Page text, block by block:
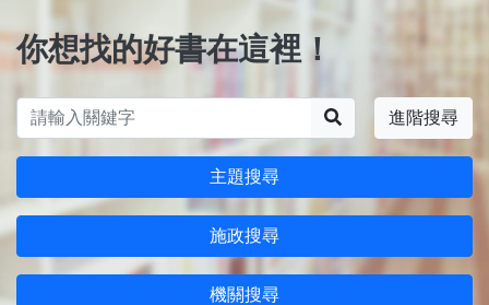
你想找的好書在這裡！
進階搜尋
主題搜尋
施政搜尋
機關搜尋